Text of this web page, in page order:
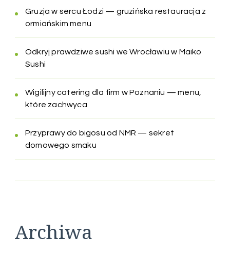
Gruzja w sercu Łodzi — gruzińska restauracja z
ormiańskim menu
Odkryj prawdziwe sushi we Wrocławiu w Maiko
Sushi
Wigilijny catering dla firm w Poznaniu — menu,
które zachwyca
Przyprawy do bigosu od NMR — sekret
domowego smaku
Archiwa